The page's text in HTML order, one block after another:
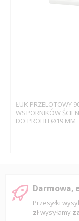
ŁUK PRZELOTOWY
WSPORNIKÓW
DO PROFILI Ø19 MM
Darmowa,
Przesyłki
złwysyłamy